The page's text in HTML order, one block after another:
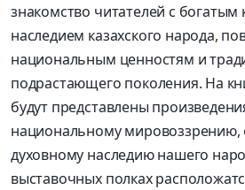
знакомство читателей с богатым
наследием казахского народа,
национальным ценностям и
подрастающего поколения. На
будут представлены
национальному
духовному наследию нашего
выставочных полках